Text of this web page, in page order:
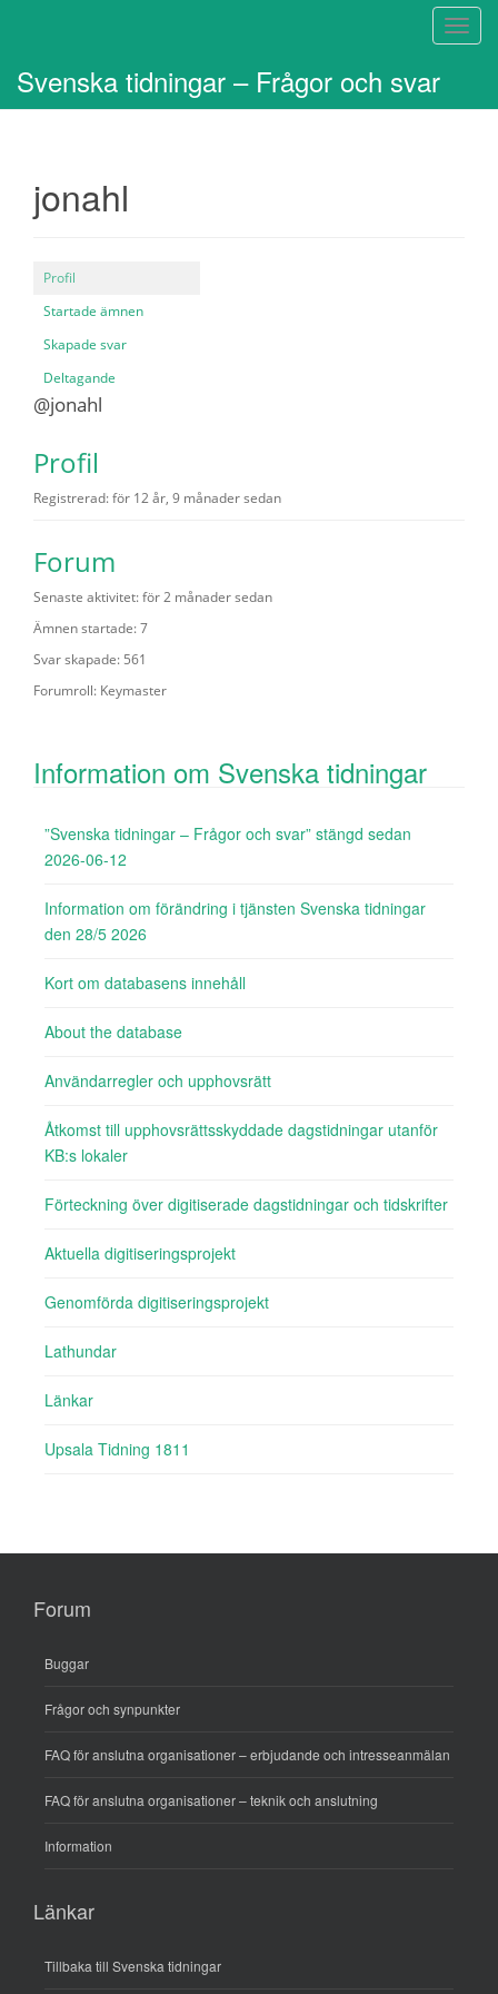
S
p
Svenska tidningar – Frågor och svar
jonahl
Profil
Startade ämnen
Skapade svar
Deltagande
@jonahl
Profil
Registrerad: för 12 år, 9 månader sedan
Forum
Senaste aktivitet: för 2 månader sedan
Ämnen startade: 7
Svar skapade: 561
Forumroll: Keymaster
Information om Svenska tidningar
”Svenska tidningar – Frågor och svar” stängd sedan
2026-06-12
Information om förändring i tjänsten Svenska tidningar
den 28/5 2026
Kort om databasens innehåll
About the database
Användarregler och upphovsrätt
Åtkomst till upphovsrättsskyddade dagstidningar utanför
KB:s lokaler
Förteckning över digitiserade dagstidningar och tidskrifter
Aktuella digitiseringsprojekt
Genomförda digitiseringsprojekt
Lathundar
Länkar
Upsala Tidning 1811
Forum
Buggar
Frågor och synpunkter
FAQ för anslutna organisationer – erbjudande och intresseanmälan
FAQ för anslutna organisationer – teknik och anslutning
Information
Länkar
Tillbaka till Svenska tidningar